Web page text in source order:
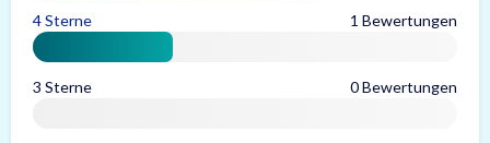
4 Sterne 1 Bewertungen
3 Sterne 0 Bewertungen